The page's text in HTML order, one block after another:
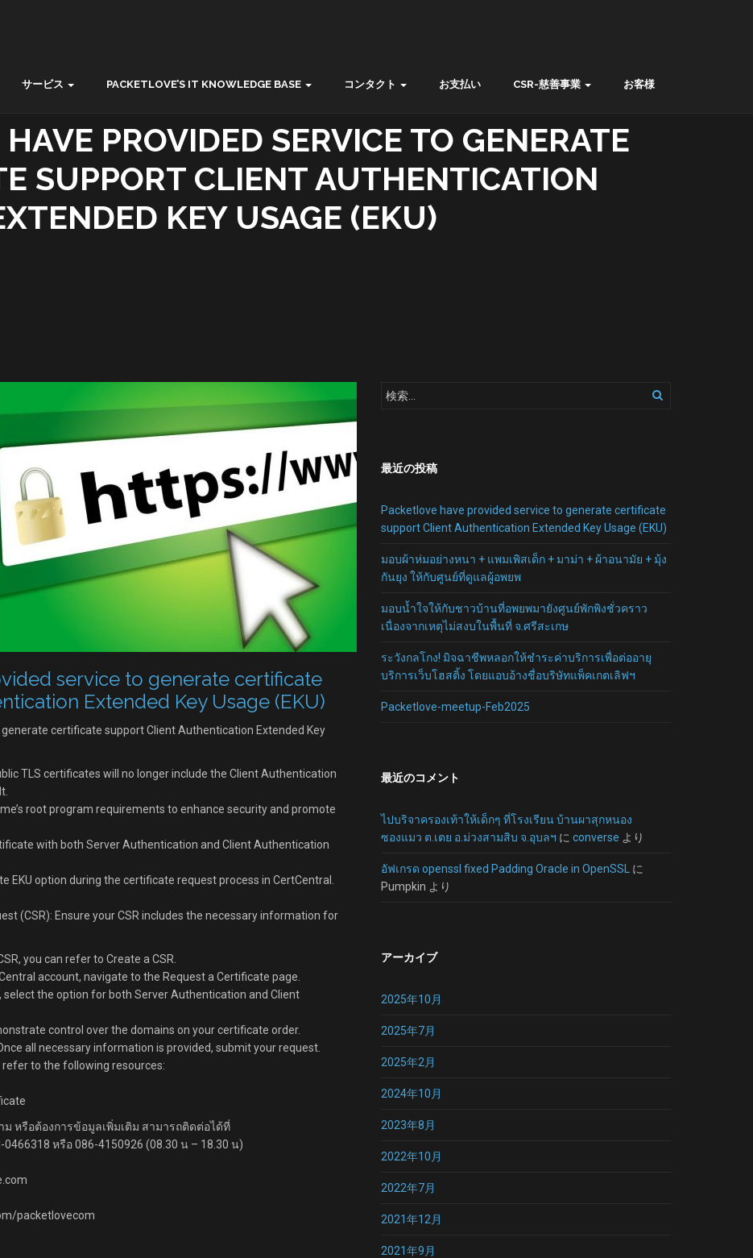
サービス PACKETLOVE’S IT KNOWLEDGE BASE コンタクト お支払い CSR-慈善事業 お客様
PROVIDED SERVICE TO GENERATE
SUPPORT CLIENT AUTHENTICATION
KEY USAGE (EKU)
service to generate certificate
Extended Key Usage (EKU)
certificate support Client Authentication Extended Key
TLS certificates will no longer include the Client Authentication
root program requirements to enhance security and promote
with both Server Authentication and Client Authentication
EKU option during the certificate request process in CertCentral.
(CSR): Ensure your CSR includes the necessary information for
you can refer to Create a CSR.
account, navigate to the Request a Certificate page.
the option for both Server Authentication and Client
control over the domains on your certificate order.
all necessary information is provided, submit your request.
refer to the following resources:
หรือต้องการข้อมูลเพิ่มเติม สามารถติดต่อได้ที่
0466318 หรือ 086-4150926 (08.30 น – 18.30 น)
packetlovecom
最近の投稿
Packetlove have provided service to generate certificate
support Client Authentication Extended Key Usage (EKU)
มอบผ้าห่มอย่างหนา + แพมเพิสเด็ก + มาม่า + ผ้าอนามัย + มุ้ง
กันยุง ให้กับศูนย์ที่ดูแลผู้อพยพ
มอบน้ำใจให้กับชาวบ้านที่อพยพมายังศูนย์พักพิงชั่วคราว
เนื่องจากเหตุไม่สงบในพื้นที่ จ.ศรีสะเกษ
ระวังกลโกง! มิจฉาชีพหลอกให้ชำระค่าบริการเพื่อต่ออายุ
บริการเว็บโฮสติ้ง โดยแอบอ้างชื่อบริษัทแพ็คเกตเลิฟฯ
Packetlove-meetup-Feb2025
最近のコメント
ไปบริจาครองเท้าให้เด็กๆ ที่โรงเรียน บ้านผาสุกหนอง
ซองแมว ต.เตย อ.ม่วงสามสิบ จ.อุบลฯ に converse より
อัฟเกรด openssl fixed Padding Oracle in OpenSSL
に
Pumpkin より
アーカイブ
2025年10月
2025年7月
2025年2月
2024年10月
2023年8月
2022年10月
2022年7月
2021年12月
2021年9月